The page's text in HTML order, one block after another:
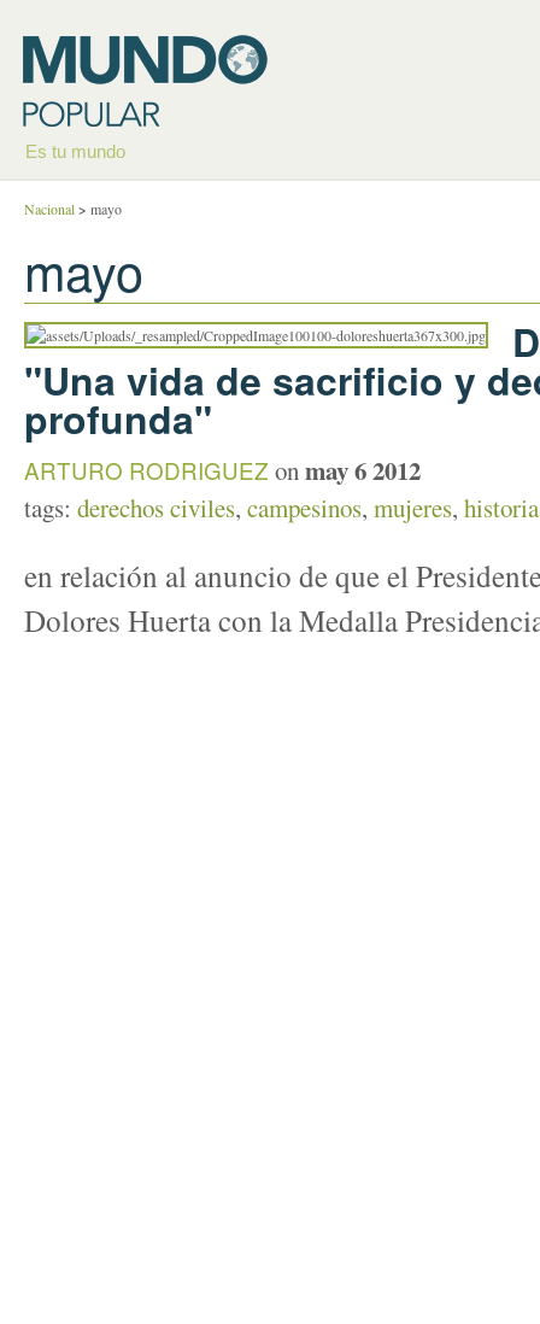
Es tu mundo
Nacional> mayo
mayo
"Una vida de sacrificio y
profunda"
ARTURO RODRIGUEZ onmay 6 2012
tags: derechos civiles, campesinos, mujeres, historia
en relación al anuncio de que el
Dolores Huerta con la Medalla